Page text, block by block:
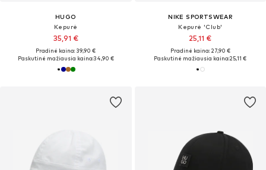
HUGO
Kepurė
35,91 €
Pradinė kaina: 39,90 €
Paskutinė mažiausia kaina:34,90 €
NIKE SPORTSWEAR
Kepurė 'Club'
25,11 €
Pradinė kaina: 27,90 €
Paskutinė mažiausia kaina:25,11 €